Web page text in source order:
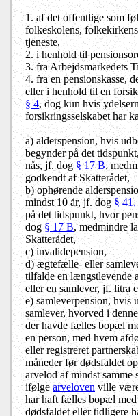
1. af det offentlige som
folkeskolens,
tjeneste,
2. i henhold til
3. fra Arbejdsmarkedets
4. fra en pensionskasse,
eller i henhold til en
§ 4, dog kun hvis
forsikringsselskabet har
a) alderspension, hvis
begynder på det
nås, jf. dog § 17 B,
godkendt af Skatterådet,
b) ophørende
mindst 10 år, jf. dog §
på det tidspunkt, hvor
dog § 17 B, medmindre
Skatterådet,
c) invalidepension,
d) ægtefælle- eller
tilfalde en
eller en samlever, jf. litra
e) samleverpension, hvis
samlever, hvorved i
der havde fælles bopæl
en person, med hvem
eller registreret
måneder før dødsfaldet
arvelod af mindst samme
ifølgearveloven ville
har haft fælles bopæl med
dødsfaldet eller tidligere